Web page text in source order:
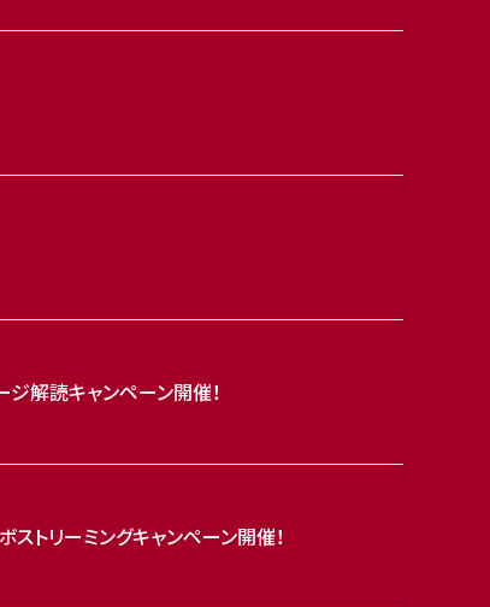
解読キャンペーン開催！
トリーミングキャンペーン開催！